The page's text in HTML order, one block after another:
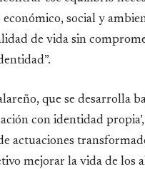
social y
de vida sin
que se desarrolla
con identidad
actuaciones
mejorar la vida de los